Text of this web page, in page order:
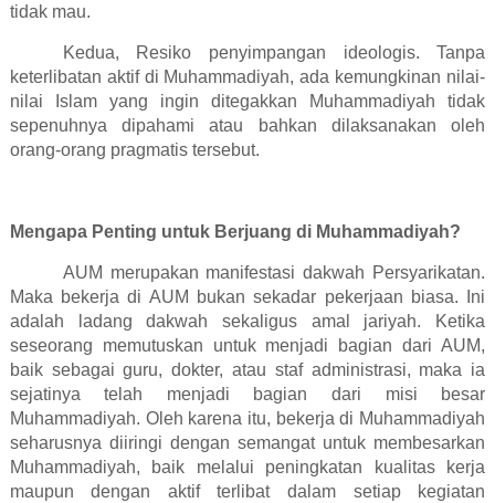
tidak mau.
Kedua, Resiko penyimpangan ideologis. Tanpa
keterlibatan aktif di Muhammadiyah, ada kemungkinan nilai-
nilai Islam yang ingin ditegakkan Muhammadiyah tidak
sepenuhnya dipahami atau bahkan dilaksanakan oleh
orang-orang pragmatis tersebut.
Mengapa Penting untuk Berjuang di Muhammadiyah?
AUM merupakan manifestasi dakwah Persyarikatan.
Maka bekerja di AUM bukan sekadar pekerjaan biasa. Ini
adalah ladang dakwah sekaligus amal jariyah. Ketika
seseorang memutuskan untuk menjadi bagian dari AUM,
baik sebagai guru, dokter, atau staf administrasi, maka ia
sejatinya telah menjadi bagian dari misi besar
Muhammadiyah. Oleh karena itu, bekerja di Muhammadiyah
seharusnya diiringi dengan semangat untuk membesarkan
Muhammadiyah, baik melalui peningkatan kualitas kerja
maupun dengan aktif terlibat dalam setiap kegiatan